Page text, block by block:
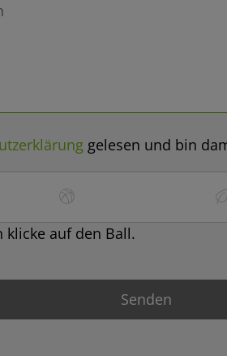
gelesen und bin
klicke auf den Ball.